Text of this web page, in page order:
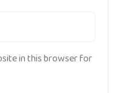
in this browser for